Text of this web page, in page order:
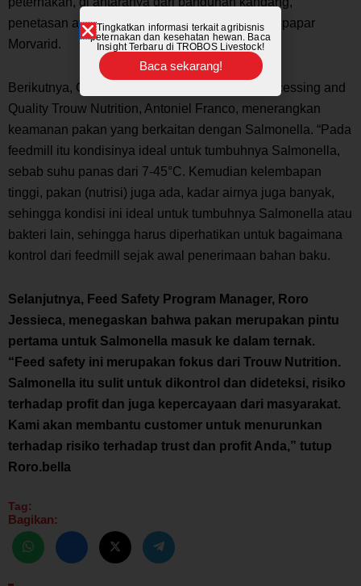
penetasan ayam, pakan, hinggalitterkandang,” papar
Morvarid.
Berikutnya, Global Program Manager Feed Processing and
Quality Trouw Nutrition, Antoniel Franco, menerangkan
keamanan pakan yang berkaitan dengan Salmonella. “Pada
feedmill itu kondisinya ideal untuk tumbuhnya Salmonella,
sebab suhu panas dari 7-45°C. Kemudian kelembapan
tinggi, pakan (nutrisi) juga ada, kadar airnya juga banyak,
sehingga kondisi ini ideal untuk tumbuhnya Salmonella atau
bakteri lain, sehingga harus diperhatikan untuk bagaimana
kontrol dari feedmill sejak awal penerimaan bahan baku.
Selanjutnya, Feed Safety Program Manager, Roro
Jessieca, menegaskan bahwa pakan merupakan pintu
pertama untuk Salmonella masuk ke dalam ternak.
“ Feed safety ini merupakan fokus dari Trouw Nutrition.
Salmonella itu sulit untuk dikontrol dan dideteksi, risiko
terhadap profit dan juga kepercayaan dari masyarakat.
Kami akan membantu customer untuk menurunkan
terhadap risiko terhadap trust dan profit Anda,” tutup
Roro. bella
Tag:
Bagikan:
Tingkatkan informasi terkait agribisnis
peternakan dan kesehatan hewan. Baca
Insight Terbaru di TROBOS Livestock!
Baca sekarang!